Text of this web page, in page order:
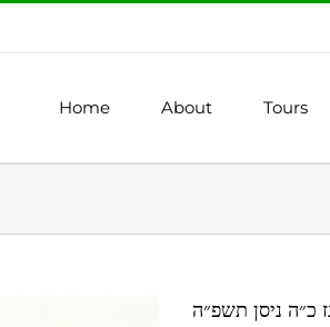
Home About Tours
כ״ה ניסן תשפ״ה